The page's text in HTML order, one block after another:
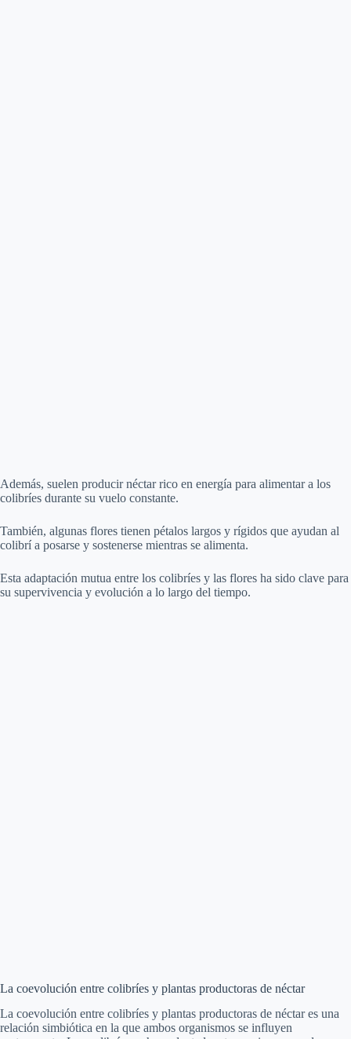
Además, suelen producir néctar rico en energía para alimentar a los
colibríes durante su vuelo constante.
También, algunas flores tienen pétalos largos y rígidos que ayudan al
colibrí a posarse y sostenerse mientras se alimenta.
Esta adaptación mutua entre los colibríes y las flores ha sido clave para
su supervivencia y evolución a lo largo del tiempo.
La coevolución entre colibríes y plantas productoras de néctar
La coevolución entre colibríes y plantas productoras de néctar es una
relación simbiótica en la que ambos organismos se influyen